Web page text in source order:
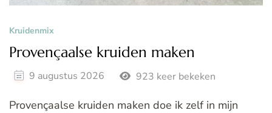
Kruidenmix
Provençaalse kruiden maken
9 augustus 2026 923 keer bekeken
Provençaalse kruiden maken doe ik zelf in mijn